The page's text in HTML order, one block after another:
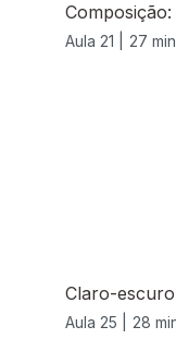
Aula 21 | 27
Claro-
Aula 25 | 28